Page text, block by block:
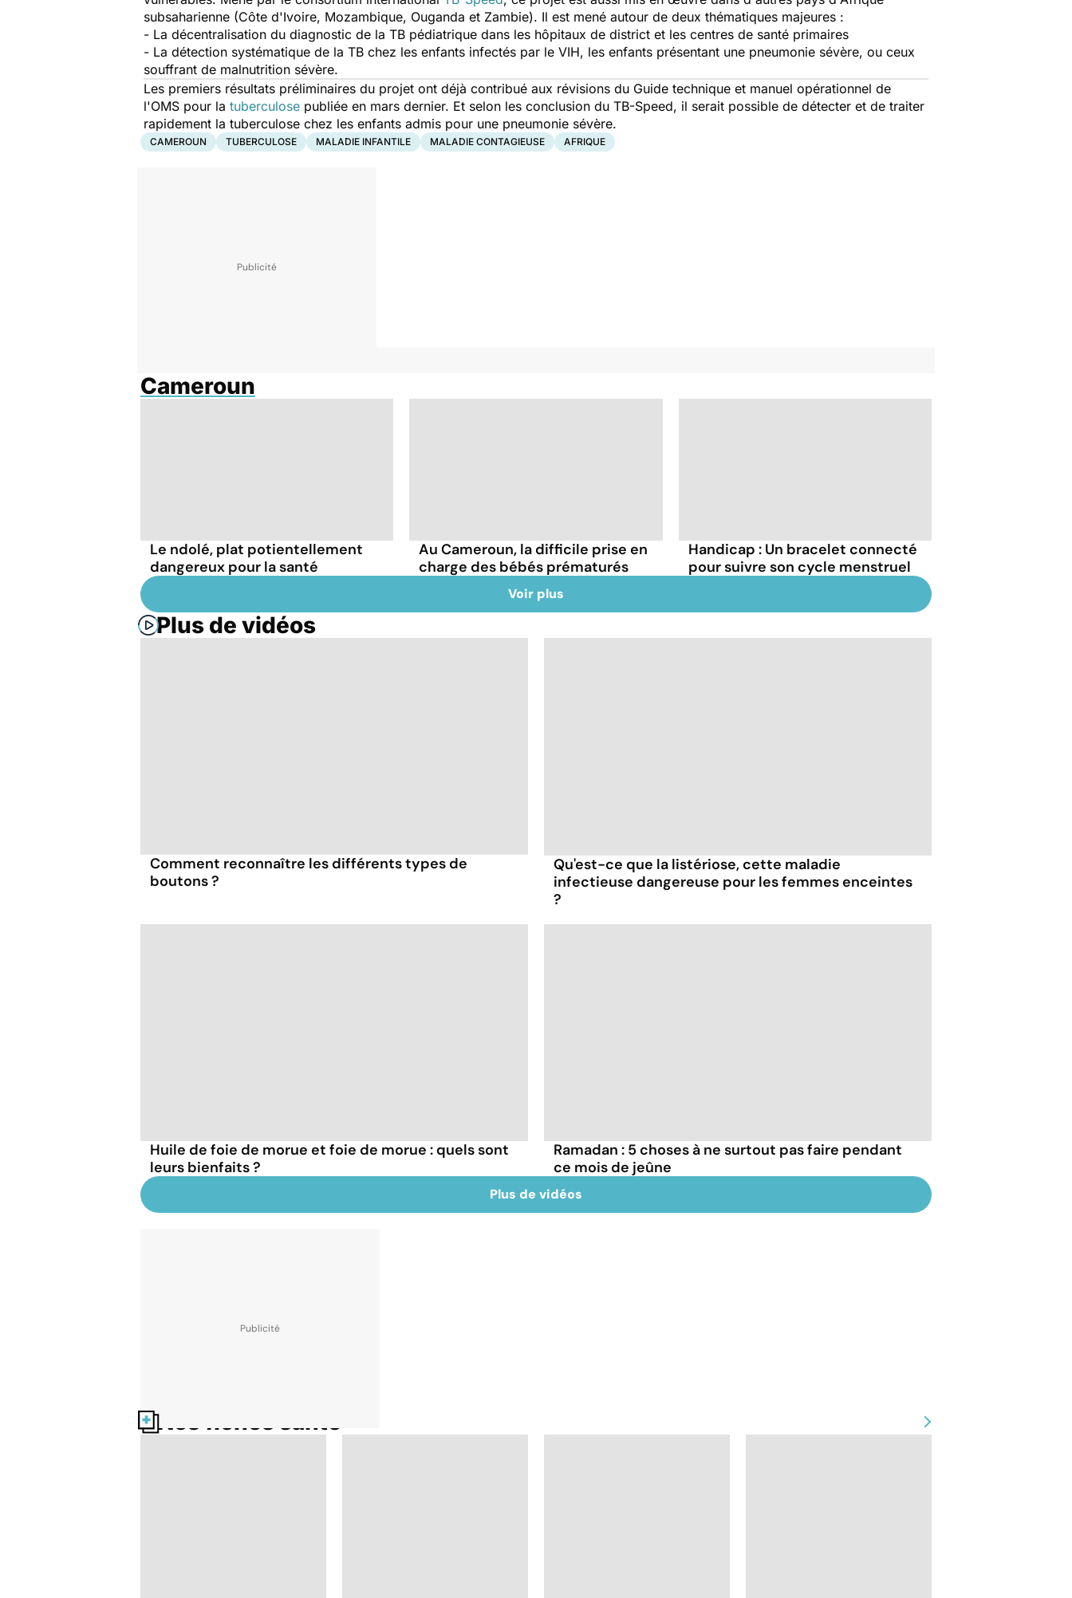
subsaharienne (Côte d'Ivoire, Mozambique, Ouganda et Zambie). Il est mené autour de deux thématiques majeures :
- La décentralisation du diagnostic de la TB pédiatrique dans les hôpitaux de district et les centres de santé primaires
- La détection systématique de la TB chez les enfants infectés par le VIH, les enfants présentant une pneumonie sévère, ou ceux
souffrant de malnutrition sévère.
Les premiers résultats préliminaires du projet ont déjà contribué aux révisions du Guide technique et manuel opérationnel de
l'OMS pour la tuberculose publiée en mars dernier. Et selon les conclusion du TB-Speed, il serait possible de détecter et de traiter
rapidement la tuberculose chez les enfants admis pour une pneumonie sévère.
CAMEROUN TUBERCULOSE MALADIE INFANTILE MALADIE CONTAGIEUSE AFRIQUE
Cameroun
Le ndolé, plat potientellement
dangereux pour la santé
Au Cameroun, la difficile prise en
charge des bébés prématurés
Handicap : Un bracelet connecté
pour suivre son cycle menstruel
Voir plus
Plus de vidéos
Comment reconnaître les différents types de
boutons ?
Qu'est-ce que la listériose, cette maladie
infectieuse dangereuse pour les femmes enceintes
?
Huile de foie de morue et foie de morue : quels sont
leurs bienfaits ?
Ramadan : 5 choses à ne surtout pas faire pendant
ce mois de jeûne
Plus de vidéos
Nos fiches santé